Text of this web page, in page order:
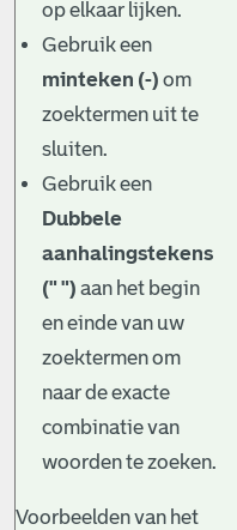
op elkaar lijken.
Gebruik een
minteken (-) om
zoektermen uit te
sluiten.
Gebruik een
Dubbele
aanhalingstekens
(" ") aan het begin
en einde van uw
zoektermen om
naar de exacte
combinatie van
woorden te zoeken.
Voorbeelden van het